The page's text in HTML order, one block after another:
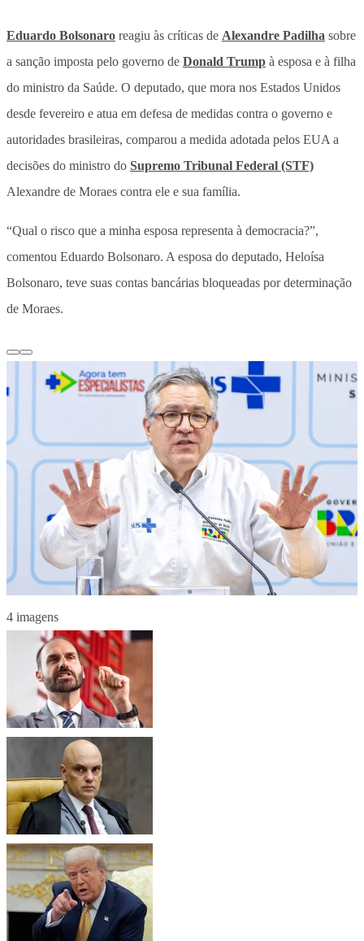
Eduardo Bolsonaro reagiu às críticas de Alexandre Padilha sobre
a sanção imposta pelo governo de Donald Trump à esposa e à filha
do ministro da Saúde. O deputado, que mora nos Estados Unidos
desde fevereiro e atua em defesa de medidas contra o governo e
autoridades brasileiras, comparou a medida adotada pelos EUA a
decisões do ministro do Supremo Tribunal Federal (STF)
Alexandre de Moraes contra ele e sua família.
“Qual o risco que a minha esposa representa à democracia?”,
comentou Eduardo Bolsonaro. A esposa do deputado, Heloísa
Bolsonaro, teve suas contas bancárias bloqueadas por determinação
de Moraes.
4 imagens